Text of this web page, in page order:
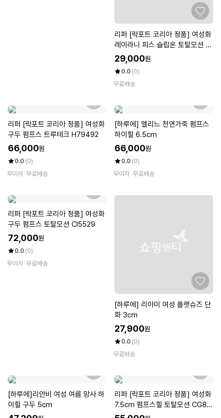
리퍼 [락포트 코리아 정품] 여성화
레이라니 피스 슬립온 토탈모션 CI
6045
29,000원
0.0 (0)
무료배송
리퍼 [락포트 코리아 정품] 여성화
구두 펌프스 트루테크 H79492
66,000원
0.0 (0)
무이자 무료배송
[하루에] 멜리느 천연가죽 펌프스
하이힐 6.5cm
66,000원
0.0 (0)
무이자 무료배송
리퍼 [락포트 코리아 정품] 여성화
구두 펌프스 토탈모션 CI5529
72,000원
0.0 (0)
무이자 무료배송
[하루에] 리아미 여성 플랫슈즈 단
화 3cm
27,900원
0.0 (0)
무료배송
[하루에]리안비 여성 여름 망사 하
이힐 구두 5cm
리퍼 [락포트 코리아 정품] 여성화
7.5cm 펌프스힐 토탈모션 CG83
38